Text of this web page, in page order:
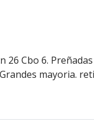
Cbo 6.
mayoria.